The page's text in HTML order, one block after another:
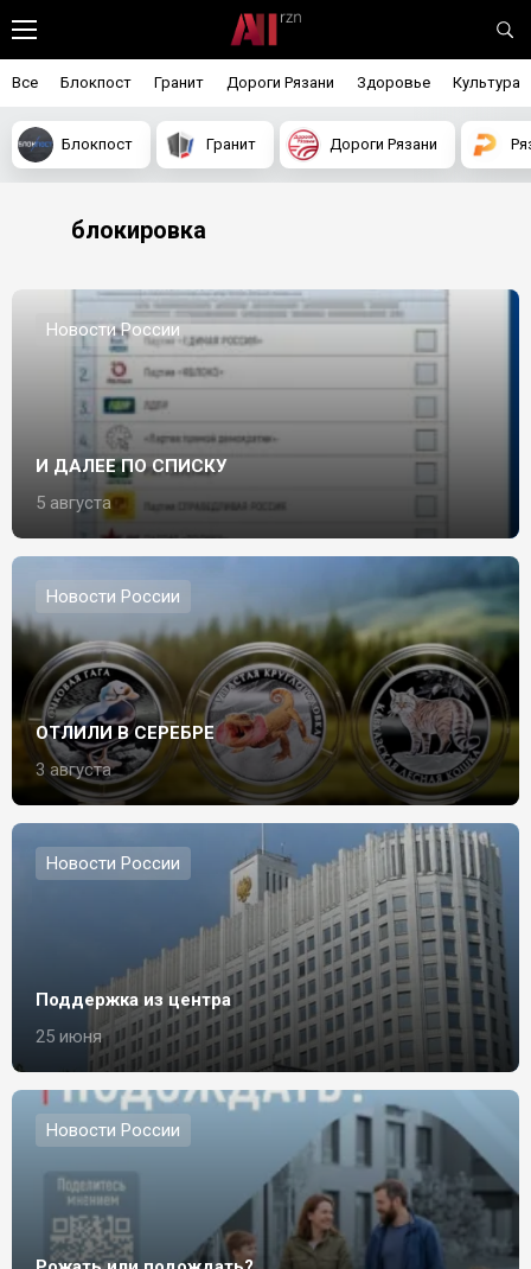
Все Блокпост Гранит Дороги Рязани Здоровье Культура
Блокпост Гранит Дороги Рязани
блокировка
Новости России
И ДАЛЕЕ ПО СПИСКУ
5 августа
Новости России
ОТЛИЛИ В СЕРЕБРЕ
3 августа
Новости России
Поддержка из центра
25 июня
Новости России